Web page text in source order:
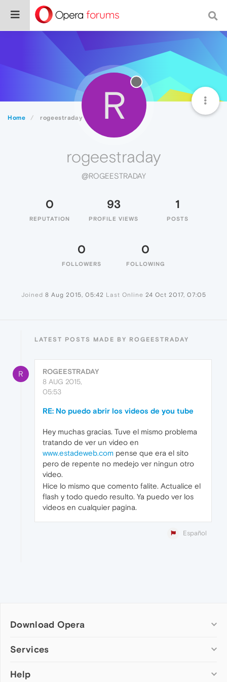
Home rogeestraday R
rogeestraday
@ROGEESTRADAY
0
REPUTATION
93
PROFILE VIEWS
1
POSTS
0
FOLLOWERS
0
FOLLOWING
Joined 8 Aug 2015, 05:42 Last Online 24 Oct 2017, 07:05
LATEST POSTS MADE BY ROGEESTRADAY
R
ROGEESTRADAY
8 AUG 2015,
05:53
RE: No puedo abrir los videos de you tube
Hey muchas gracias. Tuve el mismo problema
tratando de ver un video en
www.estadeweb.com pense que era el sito
pero de repente no medejo ver ningun otro
video.
Hice lo mismo que comento falite. Actualice el
flash y todo quedo resulto. Ya puedo ver los
videos en cualquier pagina.
Español
Download Opera
Computer browsers
Opera for Mac
Services
Add-ons
Help